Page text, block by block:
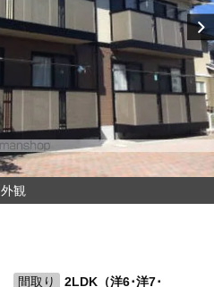
外観
間取り
2LDK（洋6･洋7･